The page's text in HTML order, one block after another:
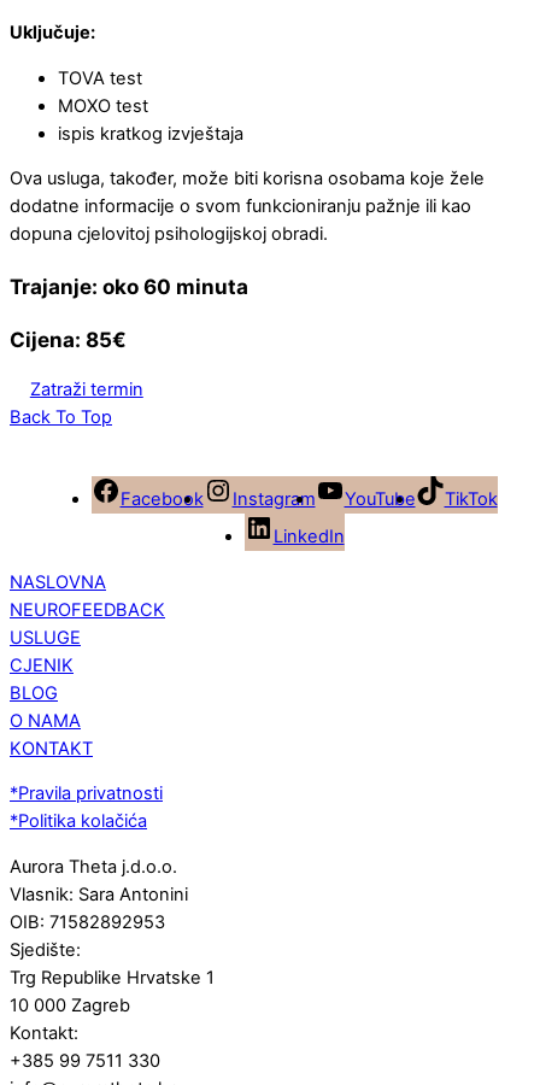
Uključuje:
TOVA test
MOXO test
ispis kratkog izvještaja
Ova usluga, također, može biti korisna osobama koje žele
dodatne informacije o svom funkcioniranju pažnje ili kao
dopuna cjelovitoj psihologijskoj obradi.
Trajanje: oko 60 minuta
Cijena: 85€
Zatraži termin
Back To Top
Facebook Instagram YouTube
TikTok
LinkedIn
NASLOVNA
NEUROFEEDBACK
USLUGE
CJENIK
BLOG
O NAMA
KONTAKT
*Pravila privatnosti
*Politika kolačića
Aurora Theta j.d.o.o.
Vlasnik: Sara Antonini
OIB: 71582892953
Sjedište:
Trg Republike Hrvatske 1
10 000 Zagreb
Kontakt:
+385 99 7511 330